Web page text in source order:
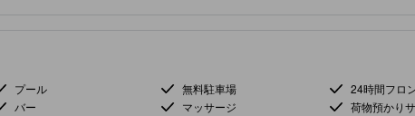
プール 無料駐車場
24時間フロ
バー マッサージ
荷物預かり